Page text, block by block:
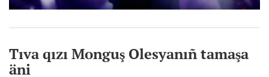
Tıva qızı Monguş Olesyanıñ tamaşa
äni